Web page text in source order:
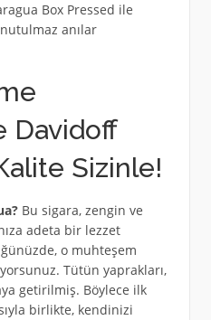
Box Pressed ile
anılar
Davidoff
Sizinle!
Bu sigara, zengin ve
adeta bir lezzet
o muhteşem
Tütün yaprakları,
getirilmiş. Böylece ilk
birlikte, kendinizi